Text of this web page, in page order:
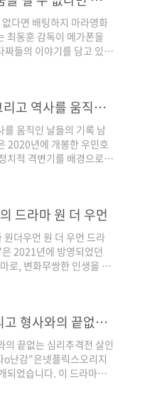
메이션 사이비, 돼지의왕,
감독의 작품입니다. 현재
작으로 구성되었습니다.
본작의 주인공. 어릴때 부
다면 배팅하지 마라영화
최동훈 감독이 메가폰을
짜들의 이야기를 담고 있습
성"으로 큰 성공을 거둔
의 이야기를 중심으로 전
의 특유의 연출 기법과 독
과 인간 내면의 심리를 섬
모여 만든 이 영화는 조
하는 배우들의 열..
남산의 부장들, 권력의 그늘 그리고 역사를 움직인 날들의 기록
움직인 날들의 기록 남
2020년에 개봉한 우민호
치적 격변기를 배경으로
픽션 베스트셀러를 원작
다. 중앙정보부장으로, 권
받지만, 복잡한 내부권력
민국의 대통령으로, 영화
숨겨진 불안함을 엿볼수
브로한 인물입니다. 중앙
드라마 원 더 우먼
더우먼 원 더 우먼 드라
2021년에 방영되었던
로, 변화무쌍한 인생을 살
으로 그려냈습니다. 이 드
라마 연출진 소개 "원더우
독이 맡았으며, 극본은
이전에도 다양한 드라마
며, "원더우먼"에서도 그
이드라마를 통해 흥미로
살인자o난감 우연한 살인 그리고 형사와의 끝없는 심리추격전
끝없는 심리추격전 살인
난감"은넷플릭스오리지
되었습니다. 이 드라마는
을 시작하게 된 평범한